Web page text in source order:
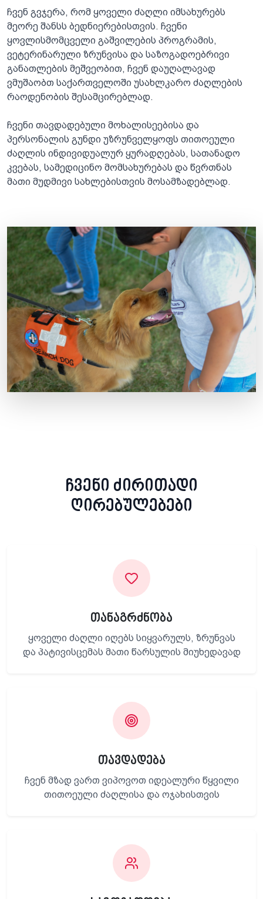
ჩვენ გვჯერა, რომ ყოველი ძაღლი იმსახურებს
მეორე შანსს ბედნიერებისთვის. ჩვენი
ყოვლისმომცველი გაშვილების პროგრამის,
ვეტერინარული ზრუნვისა და საზოგადოებრივი
განათლების მეშვეობით, ჩვენ დაუღალავად
ვმუშაობთ საქართველოში უსახლკარო ძაღლების
რაოდენობის შესამცირებლად.
ჩვენი თავდადებული მოხალისეებისა და
პერსონალის გუნდი უზრუნველყოფს თითოეული
ძაღლის ინდივიდუალურ ყურადღებას, სათანადო
კვებას, სამედიცინო მომსახურებას და წვრთნას
მათი მუდმივი სახლებისთვის მოსამზადებლად.
ჩვენი ძირითადი
ღირებულებები
თანაგრძნობა
ყოველი ძაღლი იღებს სიყვარულს, ზრუნვას
და პატივისცემას მათი წარსულის მიუხედავად
თავდადება
ჩვენ მზად ვართ ვიპოვოთ იდეალური წყვილი
თითოეული ძაღლისა და ოჯახისთვის